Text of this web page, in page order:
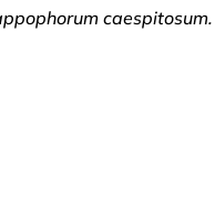
caespitosum.